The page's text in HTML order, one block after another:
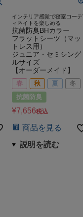
インテリア感覚で寝室コーデ
ィネイトを楽しめる
抗菌防臭BHカラー
フラットシーツ（マッ
トレス用）
ジュニア・セミシング
ルサイズ
【オーダーメイド】
春 秋 夏
冬
抗菌防臭
¥7,656税込
商品を見る